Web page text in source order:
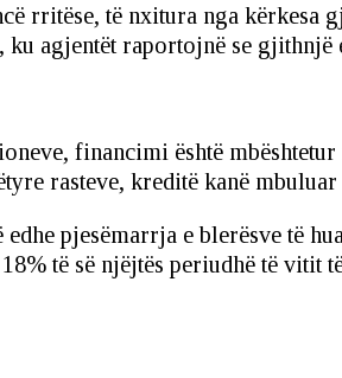
rritëse, të nxitura nga
agjentët raportojnë se
financimi është
rasteve, kreditë kanë
pjesëmarrja e blerësve të
të së njëjtës periudhë të vitit